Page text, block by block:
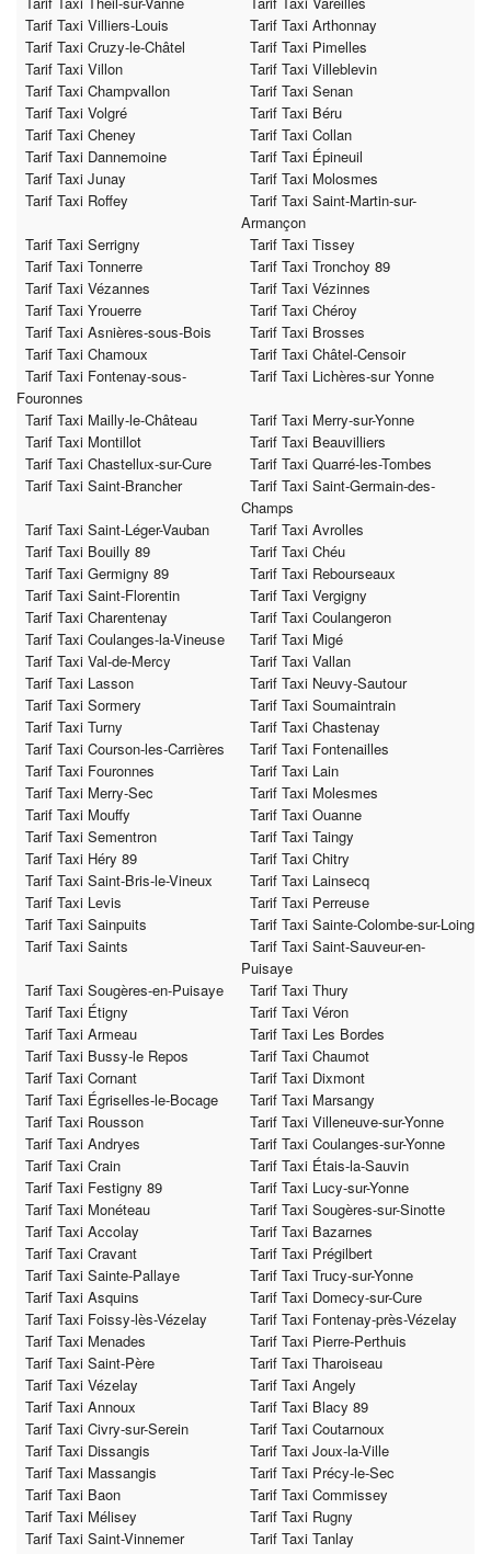
Tarif Taxi Villiers-Louis
Tarif Taxi Arthonnay
Tarif Taxi Cruzy-le-Châtel
Tarif Taxi Pimelles
Tarif Taxi Villon
Tarif Taxi Villeblevin
Tarif Taxi Champvallon
Tarif Taxi Senan
Tarif Taxi Volgré
Tarif Taxi Béru
Tarif Taxi Cheney
Tarif Taxi Collan
Tarif Taxi Dannemoine
Tarif Taxi Épineuil
Tarif Taxi Junay
Tarif Taxi Molosmes
Tarif Taxi Roffey
Tarif Taxi Saint-Martin-sur-
Armançon
Tarif Taxi Serrigny
Tarif Taxi Tissey
Tarif Taxi Tonnerre
Tarif Taxi Tronchoy 89
Tarif Taxi Vézannes
Tarif Taxi Vézinnes
Tarif Taxi Yrouerre
Tarif Taxi Chéroy
Tarif Taxi Asnières-sous-Bois
Tarif Taxi Brosses
Tarif Taxi Chamoux
Tarif Taxi Châtel-Censoir
Tarif Taxi Fontenay-sous-
Fouronnes
Tarif Taxi Lichères-sur Yonne
Tarif Taxi Mailly-le-Château
Tarif Taxi Merry-sur-Yonne
Tarif Taxi Montillot
Tarif Taxi Beauvilliers
Tarif Taxi Chastellux-sur-Cure
Tarif Taxi Quarré-les-Tombes
Tarif Taxi Saint-Brancher
Tarif Taxi Saint-Germain-des-
Champs
Tarif Taxi Saint-Léger-Vauban
Tarif Taxi Avrolles
Tarif Taxi Bouilly 89
Tarif Taxi Chéu
Tarif Taxi Germigny 89
Tarif Taxi Rebourseaux
Tarif Taxi Saint-Florentin
Tarif Taxi Vergigny
Tarif Taxi Charentenay
Tarif Taxi Coulangeron
Tarif Taxi Coulanges-la-Vineuse
Tarif Taxi Migé
Tarif Taxi Val-de-Mercy
Tarif Taxi Vallan
Tarif Taxi Lasson
Tarif Taxi Neuvy-Sautour
Tarif Taxi Sormery
Tarif Taxi Soumaintrain
Tarif Taxi Turny
Tarif Taxi Chastenay
Tarif Taxi Courson-les-Carrières
Tarif Taxi Fontenailles
Tarif Taxi Fouronnes
Tarif Taxi Lain
Tarif Taxi Merry-Sec
Tarif Taxi Molesmes
Tarif Taxi Mouffy
Tarif Taxi Ouanne
Tarif Taxi Sementron
Tarif Taxi Taingy
Tarif Taxi Héry 89
Tarif Taxi Chitry
Tarif Taxi Saint-Bris-le-Vineux
Tarif Taxi Lainsecq
Tarif Taxi Levis
Tarif Taxi Perreuse
Tarif Taxi Sainpuits
Tarif Taxi Sainte-Colombe-sur-Loing
Tarif Taxi Saints
Tarif Taxi Saint-Sauveur-en-
Puisaye
Tarif Taxi Sougères-en-Puisaye
Tarif Taxi Thury
Tarif Taxi Étigny
Tarif Taxi Véron
Tarif Taxi Armeau
Tarif Taxi Les Bordes
Tarif Taxi Bussy-le Repos
Tarif Taxi Chaumot
Tarif Taxi Cornant
Tarif Taxi Dixmont
Tarif Taxi Égriselles-le-Bocage
Tarif Taxi Marsangy
Tarif Taxi Rousson
Tarif Taxi Villeneuve-sur-Yonne
Tarif Taxi Andryes
Tarif Taxi Coulanges-sur-Yonne
Tarif Taxi Crain
Tarif Taxi Étais-la-Sauvin
Tarif Taxi Festigny 89
Tarif Taxi Lucy-sur-Yonne
Tarif Taxi Monéteau
Tarif Taxi Sougères-sur-Sinotte
Tarif Taxi Accolay
Tarif Taxi Bazarnes
Tarif Taxi Cravant
Tarif Taxi Prégilbert
Tarif Taxi Sainte-Pallaye
Tarif Taxi Trucy-sur-Yonne
Tarif Taxi Asquins
Tarif Taxi Domecy-sur-Cure
Tarif Taxi Foissy-lès-Vézelay
Tarif Taxi Fontenay-près-Vézelay
Tarif Taxi Menades
Tarif Taxi Pierre-Perthuis
Tarif Taxi Saint-Père
Tarif Taxi Tharoiseau
Tarif Taxi Vézelay
Tarif Taxi Angely
Tarif Taxi Annoux
Tarif Taxi Blacy 89
Tarif Taxi Civry-sur-Serein
Tarif Taxi Coutarnoux
Tarif Taxi Dissangis
Tarif Taxi Joux-la-Ville
Tarif Taxi Massangis
Tarif Taxi Précy-le-Sec
Tarif Taxi Baon
Tarif Taxi Commissey
Tarif Taxi Mélisey
Tarif Taxi Rugny
Tarif Taxi Saint-Vinnemer
Tarif Taxi Tanlay